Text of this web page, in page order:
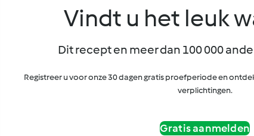
Vindt u het leuk
Dit recept en meer dan 100 000
Registreer u voor onze 30 dagen gratis proefperiode en
verplichtingen.
Gratis aanmelden